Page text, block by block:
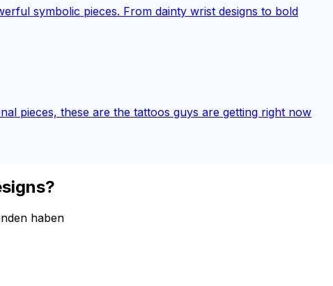
symbolic pieces. From dainty wrist designs to bold
pieces, these are the tattoos guys are getting right now
haben